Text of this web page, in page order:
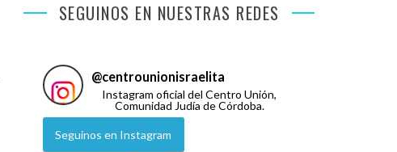
SEGUINOS EN NUESTRAS REDES
@centrounionisraelita
Instagram oficial del Centro Unión,
Comunidad Judía de Córdoba.
Seguinos en Instagram